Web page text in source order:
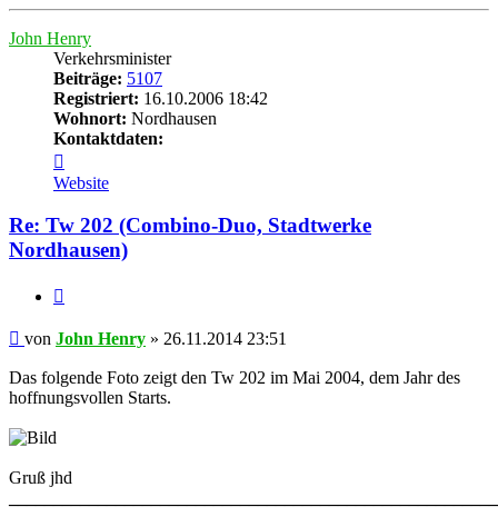
John Henry
Verkehrsminister
Beiträge: 5107
Registriert: 16.10.2006 18:42
Wohnort: Nordhausen
Kontaktdaten:
von
John
Henry
Website
Re: Tw 202 (Combino-Duo, Stadtwerke
Nordhausen)
Beitrag
von John Henry » 26.11.2014 23:51
Das folgende Foto zeigt den Tw 202 im Mai 2004, dem Jahr des
hoffnungsvollen Starts.
Gruß jhd